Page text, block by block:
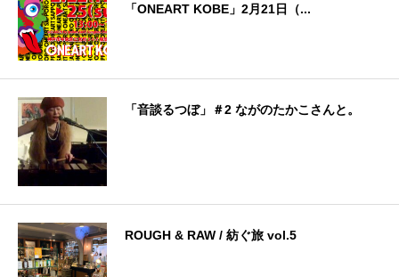
「ONEART KOBE」2月21日（...
「音談るつぼ」＃2 ながのたかこさんと。
ROUGH & RAW / 紡ぐ旅 vol.5